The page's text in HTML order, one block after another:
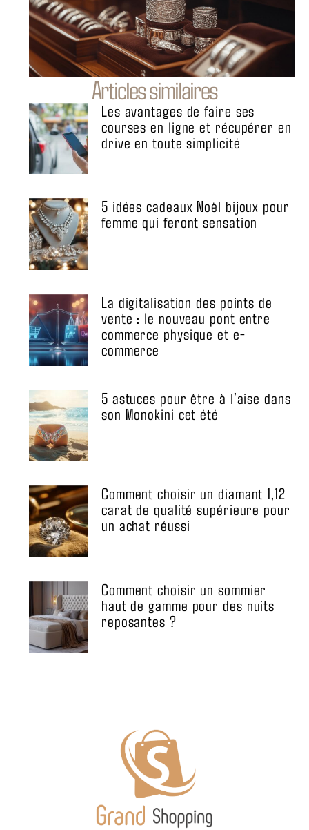
Articles similaires
Les avantages de faire ses
courses en ligne et récupérer en
drive en toute simplicité
5 idées cadeaux Noël bijoux pour
femme qui feront sensation
La digitalisation des points de
vente : le nouveau pont entre
commerce physique et e-
commerce
5 astuces pour être à l’aise dans
son Monokini cet été
Comment choisir un diamant 1,12
carat de qualité supérieure pour
un achat réussi
Comment choisir un sommier
haut de gamme pour des nuits
reposantes ?